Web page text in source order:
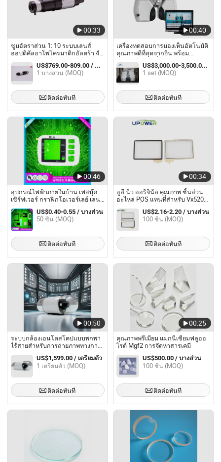
00:33
ซูมอัตราส่วน 1: 10 ระบบเลนส์
ออปติคัลอาโพโครมาติกอัลตร้า 4K
Mss0330 กล้องจุลทรรศน์เลนส์ซูม
US$769.00-809.00 / บางส่วน
1 บางส่วน (MOQ)
ติดต่อทันที
00:40
เครื่องทดสอบการมองเห็นอัตโนมัติ
คุณภาพดีที่สุดจากจีน พร้อม
แท็บเล็ตและเครื่องพิมพ์
US$3,000.00-3,500.00 / set
1 set (MOQ)
ติดต่อทันที
00:46
อุปกรณ์ไฟฟ้าภายในบ้าน เฟสบุ๊ค
เซิร์ฟเวอร์ กราฟิกโอเวอร์เลย์ เลนส์
ออปติก
US$0.40-0.55 / บางส่วน
50 ชิ้น (MOQ)
ติดต่อทันที
00:34
อูลี นิว ออริจินัล คุณภาพ ชิ้นส่วน
อะไหล่ POS แทนที่สำหรับ Vx520
เลนส์ เครื่องชำระเงิน
US$2.16-2.20 / บางส่วน
100 ชิ้น (MOQ)
ติดต่อทันที
00:50
ระบบกล้องเอนโดสโคปแบบพกพา
ไร้สายสำหรับการถ่ายภาพทางการ
แพทย์
US$1,599.00 / เตรียมตัว
1 เตรียมตัว (MOQ)
ติดต่อทันที
00:25
คุณภาพพรีเมียม แมกนีเซียมฟลูออ
ไรด์ Mgf2 การจัดหาสารเคมี
US$500.00 / บางส่วน
100 ชิ้น (MOQ)
ติดต่อทันที